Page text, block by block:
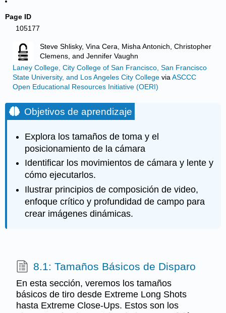
Page ID
105177
Steve Shlisky, Vina Cera, Misha Antonich, Christopher
Clemens, and Jennifer Vaughn
Laney College, City College of San Francisco, San Francisco
State University, and Los Angeles City Collegevia ASCCC
Open Educational Resources Initiative (OERI)
Objetivos de aprendizaje
Explora los tamaños de toma y el
posicionamiento de la cámara
Identificar los movimientos de cámara y lente y
cómo ejecutarlos.
Ilustrar principios de composición de video,
enfoque crítico y profundidad de campo para
crear imágenes dinámicas.
8.1: Tamaños Básicos de Disparo
En esta sección, veremos los tamaños
básicos de tiro desde Extreme Long Shots
hasta Extreme Close-Ups. Estos son los